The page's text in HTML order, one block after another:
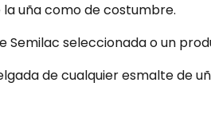
uña como de costumbre.
Semilac seleccionada o un
de cualquier esmalte de